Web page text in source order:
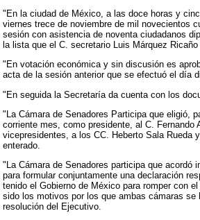
"En la ciudad de México, a las doce horas y
viernes trece de noviembre de mil novecientos
sesión con asistencia de noventa ciudadanos
la lista que el C. secretario Luis Márquez Ricaño
"En votación económica y sin discusión es
acta de la sesión anterior que se efectuó el día
"En seguida la Secretaría da cuenta con los
"La Cámara de Senadores Participa que eligió,
corriente mes, como presidente, al C. Fernando
vicepresidentes, a los CC. Heberto Sala Rueda
enterado.
"La Cámara de Senadores participa que acordó
para formular conjuntamente una declaración
tenido el Gobierno de México para romper con
sido los motivos por los que ambas cámaras se
resolución del Ejecutivo.